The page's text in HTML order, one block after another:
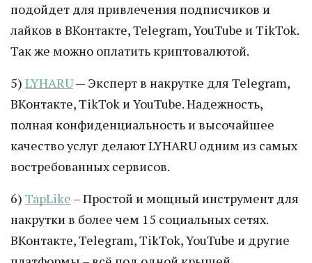
подойдет для привлечения подписчиков и
лайков в ВКонтакте, Telegram, YouTube и TikTok.
Так же можно оплатить криптовалютой.
5) LYHARU— Эксперт в накрутке для Telegram,
ВКонтакте, TikTok и YouTube. Надежность,
полная конфиденциальность и высочайшее
качество услуг делают LYHARU одним из самых
востребованных сервисов.
6) TapLike – Простой и мощный инструмент для
накрутки в более чем 15 социальных сетях.
ВКонтакте, Telegram, TikTok, YouTube и другие